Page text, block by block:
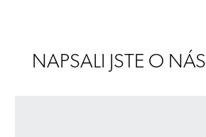
NAPSALI JSTE O NÁS